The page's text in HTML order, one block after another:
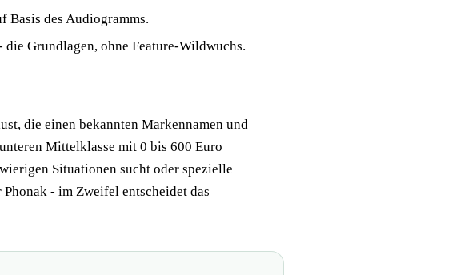
Basis des Audiogramms.
die Grundlagen, ohne Feature-Wildwuchs.
die einen bekannten Markennamen und
Mittelklasse mit 0 bis 600 Euro
Situationen sucht oder spezielle
Phonak - im Zweifel entscheidet das